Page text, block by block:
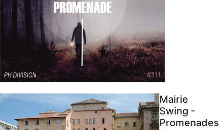
Mairie
Swing -
Promenades